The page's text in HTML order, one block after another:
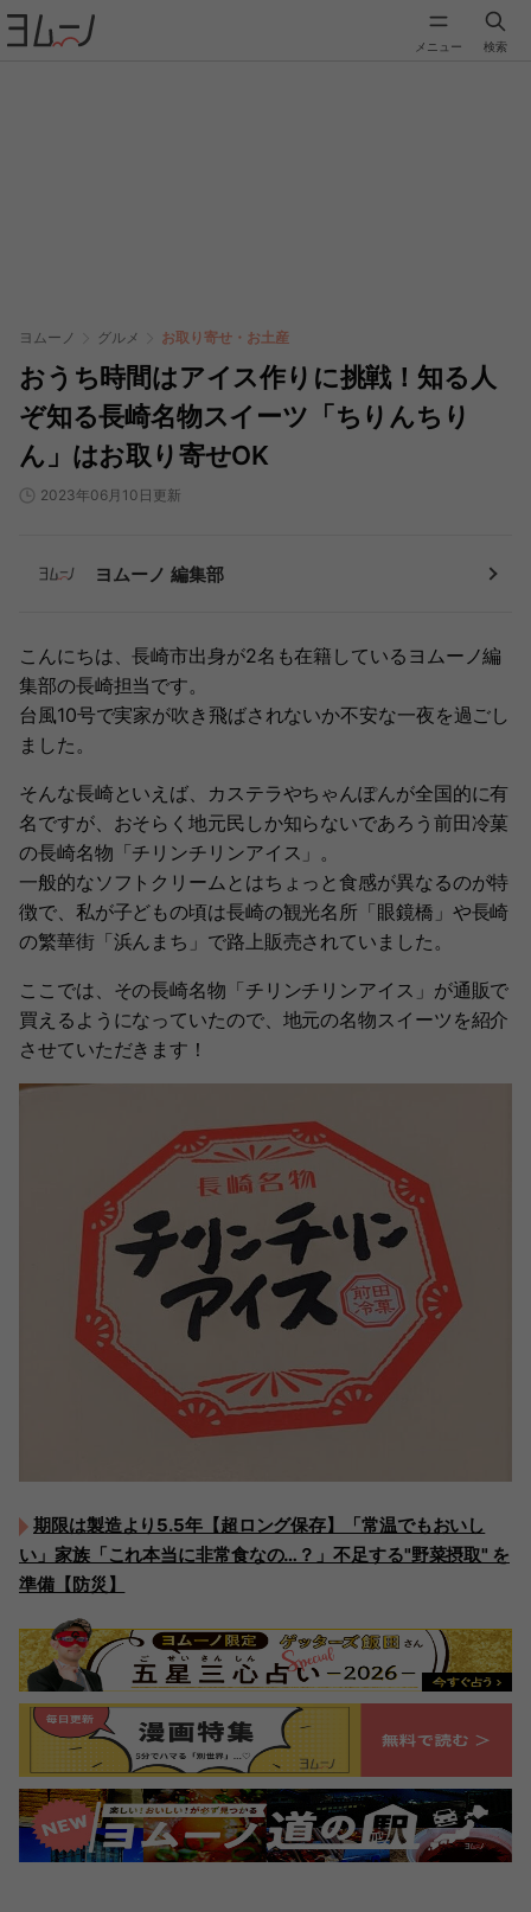
メニュー 検索
ヨムーノ グルメ お取り寄せ・お土産
おうち時間はアイス作りに挑戦！知る人
ぞ知る長崎名物スイーツ「ちりんちり
ん」はお取り寄せOK
2023年06月10日更新
ヨムーノ 編集部
こんにちは、長崎市出身が2名も在籍しているヨムーノ編
集部の長崎担当です。
台風10号で実家が吹き飛ばされないか不安な一夜を過ごし
ました。
そんな長崎といえば、カステラやちゃんぽんが全国的に有
名ですが、おそらく地元民しか知らないであろう前田冷菓
の長崎名物「チリンチリンアイス」。
一般的なソフトクリームとはちょっと食感が異なるのが特
徴で、私が子どもの頃は長崎の観光名所「眼鏡橋」や長崎
の繁華街「浜んまち」で路上販売されていました。
ここでは、その長崎名物「チリンチリンアイス」が通販で
買えるようになっていたので、地元の名物スイーツを紹介
させていただきます！
期限は製造より5.5年【超ロング保存】「常温でもおいし
い」家族「これ本当に非常食なの…？」不足する"野菜摂取" を
準備【防災】